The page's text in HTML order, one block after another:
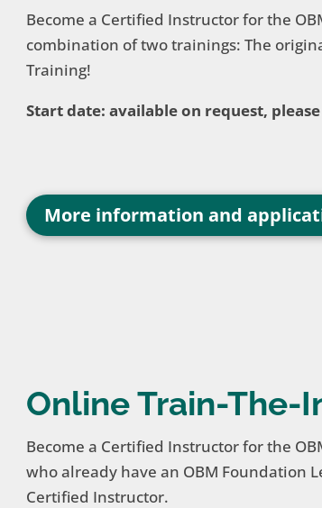
Become a Certified Instructor for the
combination of two trainings: The
Training!
Start date: available on request,
More information and
Online Train-The-
Become a Certified Instructor for the
who already have an OBM Foundation
Certified Instructor.